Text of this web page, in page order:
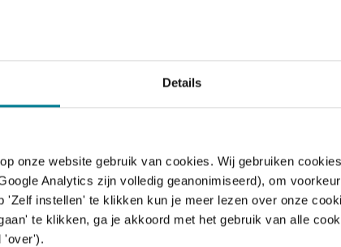
Details
onze website gebruik van cookies. Wij gebruiken
Analytics zijn volledig geanonimiseerd), om
'Zelf instellen' te klikken kun je meer lezen over onze
te klikken, ga je akkoord met het gebruik van alle
'over').
Nadia Nieuwenhuijs